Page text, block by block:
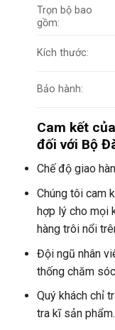
Trọn bộ bao
gồm:
Kích thước:
Bảo hành:
Cam kết
đối với Bộ
Chế độ giao
Chúng tôi cam
hợp lý cho mọi
hàng trôi nổi
Đội ngũ nhân
thống chăm
Quý khách chỉ
tra kĩ sản phẩm.